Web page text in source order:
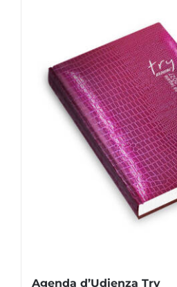
Agenda d’Udienza Try